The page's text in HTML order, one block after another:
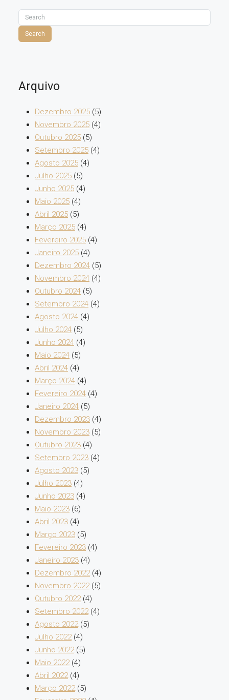
Search
Arquivo
Dezembro 2025 (5)
Novembro 2025 (4)
Outubro 2025 (5)
Setembro 2025 (4)
Agosto 2025 (4)
Julho 2025 (5)
Junho 2025 (4)
Maio 2025 (4)
Abril 2025 (5)
Março 2025 (4)
Fevereiro 2025 (4)
Janeiro 2025 (4)
Dezembro 2024 (5)
Novembro 2024 (4)
Outubro 2024 (5)
Setembro 2024 (4)
Agosto 2024 (4)
Julho 2024 (5)
Junho 2024 (4)
Maio 2024 (5)
Abril 2024 (4)
Março 2024 (4)
Fevereiro 2024 (4)
Janeiro 2024 (5)
Dezembro 2023 (4)
Novembro 2023 (5)
Outubro 2023 (4)
Setembro 2023 (4)
Agosto 2023 (5)
Julho 2023 (4)
Junho 2023 (4)
Maio 2023 (6)
Abril 2023 (4)
Março 2023 (5)
Fevereiro 2023 (4)
Janeiro 2023 (4)
Dezembro 2022(4)
Novembro 2022(5)
Outubro 2022(4)
Setembro 2022(4)
Agosto 2022(5)
Julho 2022(4)
Junho 2022(5)
Maio 2022(4)
Abril 2022(4)
Março 2022(5)